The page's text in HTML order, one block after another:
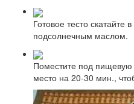
Готовое тесто скатайте
подсолнечным маслом.
Поместите под пищевую
место на 20-30 мин.,